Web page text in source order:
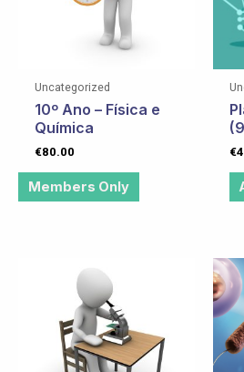
Uncategorized
10º Ano – Física e
Química
€80.00
Members Only
€